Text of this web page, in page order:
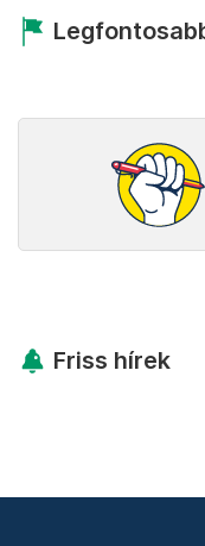
Friss hírek